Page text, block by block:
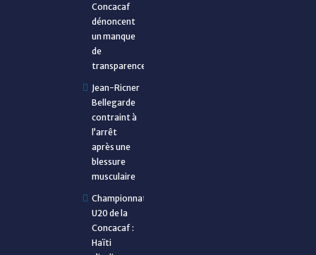
Concacaf
dénoncent
un manque
de
transparence
Jean-Ricner
Bellegarde
contraint à
l’arrêt
après une
blessure
musculaire
Championnat
U20 de la
Concacaf :
Haïti